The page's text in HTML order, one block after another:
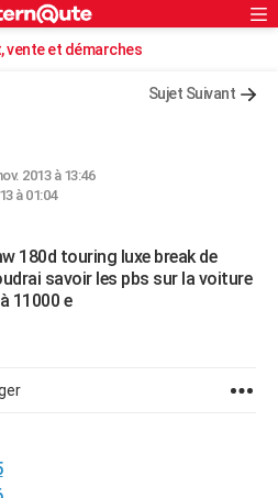
vente et démarches
Sujet Suivant
2013 à 13:46
à 01:04
180d touring luxe break de
savoir les pbs sur la voiture
11000 e